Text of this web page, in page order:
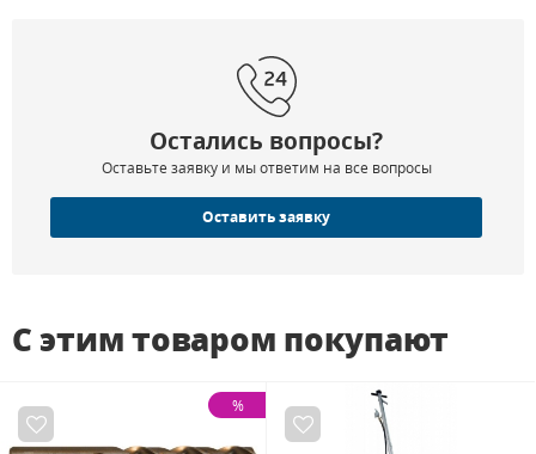
Остались вопросы?
Оставьте заявку и мы ответим на все вопросы
Оставить заявку
С этим товаром покупают
%